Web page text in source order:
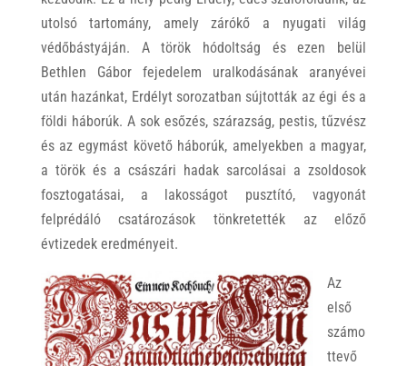
utolsó tartomány, amely zárókő a nyugati világ
védőbástyáján. A török hódoltság és ezen belül
Bethlen Gábor fejedelem uralkodásának aranyévei
után hazánkat, Erdélyt sorozatban sújtották az égi és a
földi háborúk. A sok esőzés, szárazság, pestis, tűzvész
és az egymást követő háborúk, amelyekben a magyar,
a török és a császári hadak sarcolásai a zsoldosok
fosztogatásai, a lakosságot pusztító, vagyonát
felprédáló csatározások tönkretették az előző
évtizedek eredményeit.
Az
első
számo
ttevő